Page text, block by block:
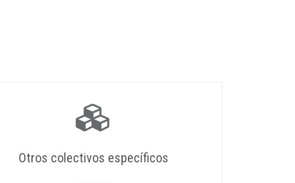
Otros colectivos específicos